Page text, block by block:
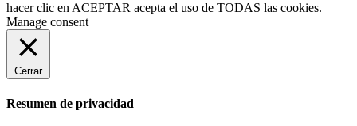
hacer clic en ACEPTAR acepta el uso de TODAS las cookies.
Manage consent
Cerrar
Resumen de privacidad